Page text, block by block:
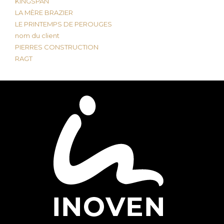
LA MÈRE BRAZIER
LE PRINTEMPS DE PEROUGES
nom du client
PIERRES CONSTRUCTION
RAGT